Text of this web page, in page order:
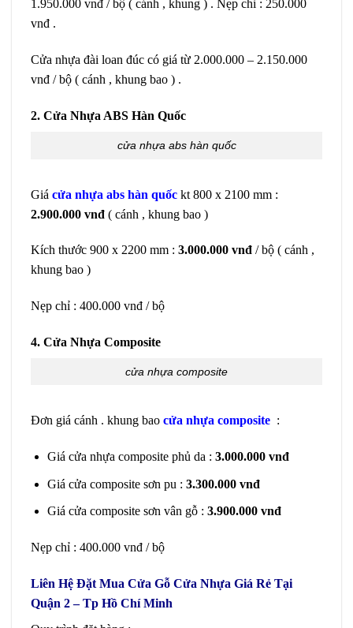
1.950.000 vnđ / bộ ( cánh , khung ) . Nẹp chỉ : 250.000
vnđ .
Cửa nhựa đài loan đúc có giá từ 2.000.000 – 2.150.000
vnđ / bộ ( cánh , khung bao ) .
2. Cửa Nhựa ABS Hàn Quốc
cửa nhựa abs hàn quốc
Giá cửa nhựa abs hàn quốc kt 800 x 2100 mm :
2.900.000 vnđ ( cánh , khung bao )
Kích thước 900 x 2200 mm : 3.000.000 vnđ / bộ ( cánh ,
khung bao )
Nẹp chỉ : 400.000 vnđ / bộ
4. Cửa Nhựa Composite
cửa nhựa composite
Đơn giá cánh . khung bao cửa nhựa composite :
Giá cửa nhựa composite phủ da : 3.000.000 vnđ
Giá cửa composite sơn pu : 3.300.000 vnđ
Giá cửa composite sơn vân gỗ : 3.900.000 vnđ
Nẹp chỉ : 400.000 vnđ / bộ
Liên Hệ Đặt Mua Cửa Gỗ Cửa Nhựa Giá Rẻ Tại
Quận 2 – Tp Hồ Chí Minh